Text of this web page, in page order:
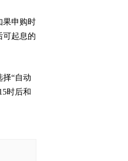
果申购时
可起息的
“自动
时后和